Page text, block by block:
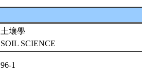
土壤學
SOIL SCIENCE
96-1